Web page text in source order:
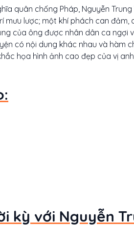
quân chống Pháp, Nguyễn
lược; một khí phách can đảm,
của ông được nhân dân ca ngợi
có nội dung khác nhau và hàm
họa hình ảnh cao đẹp của vị
kỳ với Nguyễn